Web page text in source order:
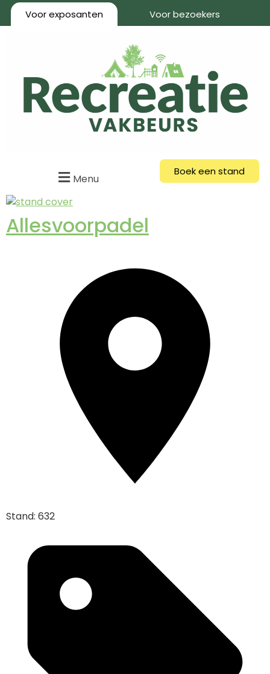
Voor exposanten Voor bezoekers
Menu
Boek een stand
Allesvoorpadel
Stand: 632